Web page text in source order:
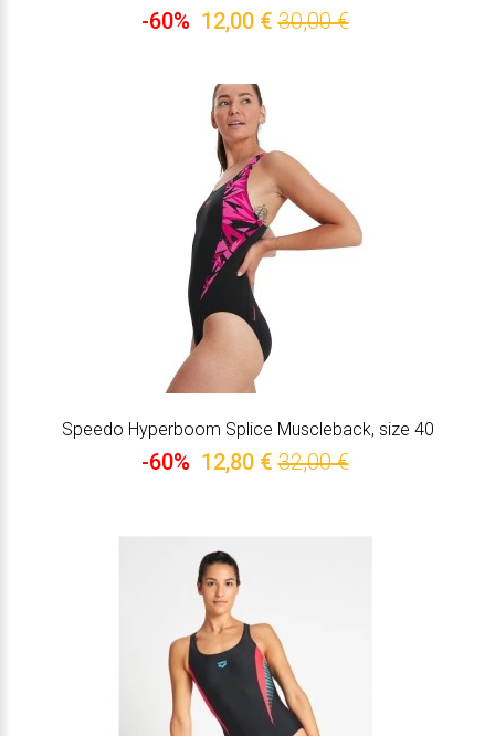
-60% 12,00 € 30,00 €
Speedo Hyperboom Splice Muscleback, size 40
-60% 12,80 € 32,00 €